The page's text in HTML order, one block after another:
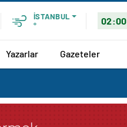
İSTANBUL
°
02:00
Yazarlar Gazeteler